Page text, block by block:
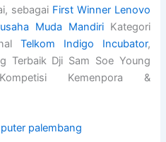
sebagai First Winner Lenovo
Muda MandiriKategori
Telkom Indigo Incubator,
Terbaik Dji Sam Soe Young
Kemenpora &